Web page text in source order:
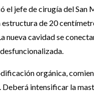
el jefe de cirugía del
estructura de 20
nueva cavidad se
orgánica,
intensificar la